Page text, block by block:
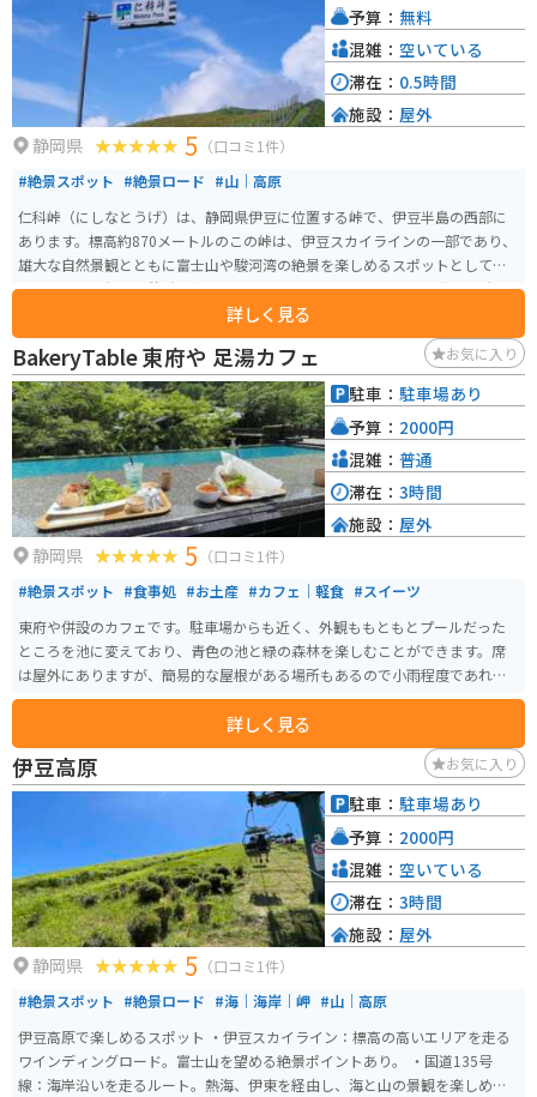
静岡県 5 （口コミ1件）
#絶景スポット #絶景ロード #山｜高原
仁科峠（にしなとうげ）は、静岡県伊豆に位置する峠で、伊豆半島の西部に
あります。標高約870メートルのこの峠は、伊豆スカイラインの一部であり、
雄大な自然景観とともに富士山や駿河湾の絶景を楽しめるスポットとして人
気です。展望台や休憩所が整備されており、ドライブやツーリングの名所と
なっています。また、峠周辺にはハイキングコースもあり、季節ごとに変わ
る豊かな植生や野生動物の観察ができます。静岡県の自然を満喫できるスポ
ットとして、四季折々の風景を楽しむことができます。標高が高いので夏場で
もそれなりに涼しいです。
詳しく見る
予算： 無料
混雑： 空いている
滞在： 0.5時間
施設： 屋外
BakeryTable 東府や 足湯カフェ お気に入り
静岡県 5 （口コミ1件）
#絶景スポット #食事処 #お土産 #カフェ｜軽食 #スイーツ
東府や併設のカフェです。駐車場からも近く、外観ももともとプールだった
ところを池に変えており、青色の池と緑の森林を楽しむことができます。席
は屋外にありますが、簡易的な屋根がある場所もあるので小雨程度であれば
屋外で楽しむことができます。 一番のおすすめポイントは足湯があるところ
です。足湯に入りながらティータイムやランチを楽しむことができます。
詳しく見る
駐車： 駐車場あり
予算： 2000円
混雑： 普通
滞在： 3時間
施設： 屋外
伊豆高原 お気に入り
静岡県 5 （口コミ1件）
#絶景スポット #絶景ロード #海｜海岸｜岬 #山｜高原
伊豆高原で楽しめるスポット ・伊豆スカイライン：標高の高いエリアを走る
ワインディングロード。富士山を望める絶景ポイントあり。 ・国道135号
線：海岸沿いを走るルート。熱海、伊東を経由し、海と山の景観を楽しめ
駐車： 駐車場あり
予算： 2000円
混雑： 空いている
滞在： 3時間
施設： 屋外